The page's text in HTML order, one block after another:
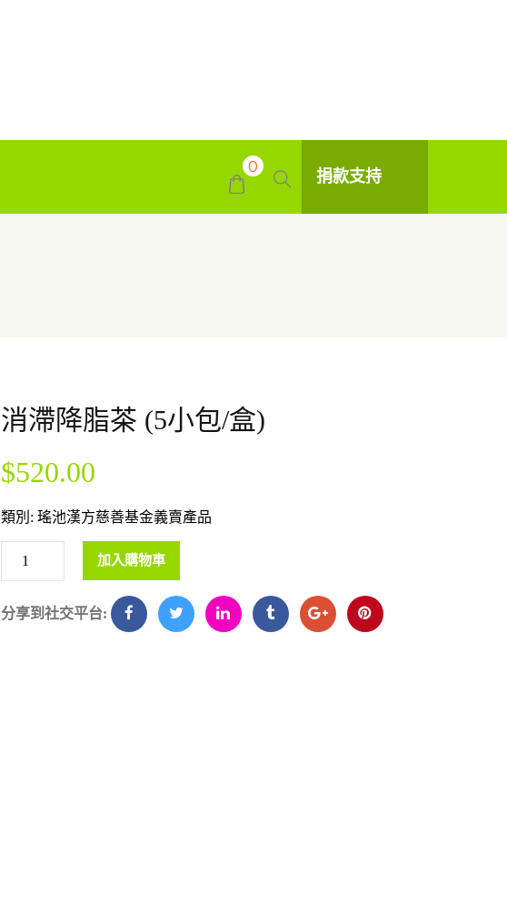
捐款支持
0
消滯降脂茶 (5小包/盒)
$520.00
類別: 瑤池漢方慈善基金義賣產品
加入購物車
分享到社交平台: